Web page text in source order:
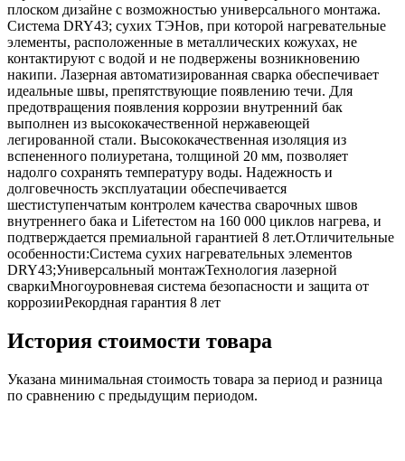
плоском дизайне с возможностью универсального монтажа.
Система DRY43; сухих ТЭНов, при которой нагревательные
элементы, расположенные в металлических кожухах, не
контактируют с водой и не подвержены возникновению
накипи. Лазерная автоматизированная сварка обеспечивает
идеальные швы, препятствующие появлению течи. Для
предотвращения появления коррозии внутренний бак
выполнен из высококачественной нержавеющей
легированной стали. Высококачественная изоляция из
вспененного полиуретана, толщиной 20 мм, позволяет
надолго сохранять температуру воды. Надежность и
долговечность эксплуатации обеспечивается
шестиступенчатым контролем качества сварочных швов
внутреннего бака и Lifeтестом на 160 000 циклов нагрева, и
подтверждается премиальной гарантией 8 лет.Отличительные
особенности:Система сухих нагревательных элементов
DRY43;Универсальный монтажТехнология лазерной
сваркиМногоуровневая система безопасности и защита от
коррозииРекордная гарантия 8 лет
История стоимости товара
Указана минимальная стоимость товара за период и разница
по сравнению с предыдущим периодом.